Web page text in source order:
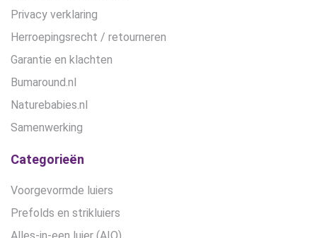
Privacy verklaring
Herroepingsrecht / retourneren
Garantie en klachten
Bumaround.nl
Naturebabies.nl
Samenwerking
Categorieën
Voorgevormde luiers
Prefolds en strikluiers